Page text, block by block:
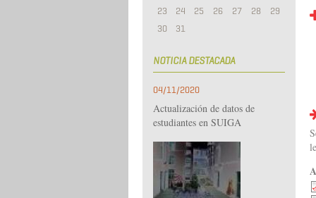
23
24 25 26 27 28
29
30
31
NOTICIA DESTACADA
04/11/2020
Actualización de datos de
estudiantes en SUIGA